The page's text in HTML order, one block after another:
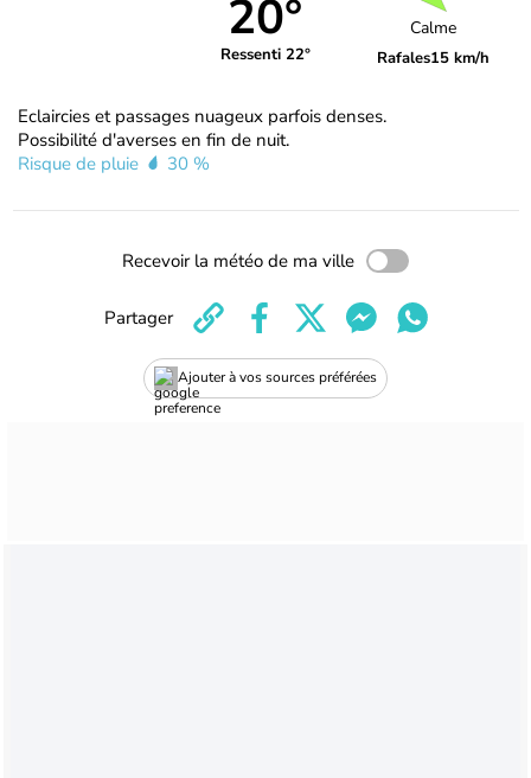
20°
Ressenti 22°
Calme
Rafales15 km/h
Eclaircies et passages nuageux parfois denses.
Possibilité d'averses en fin de nuit.
Risque de pluie
30 %
Recevoir la météo de ma ville
Ajouter à vos sources préférées
Partager